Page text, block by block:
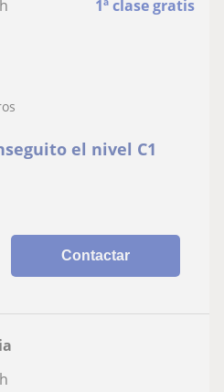
1ª clase gratis
el nivel C1
Contactar